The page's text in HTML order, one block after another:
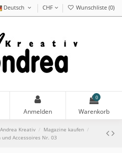
Deutsch CHF Wunschliste (0)
Anmelden
0
Warenkorb
Kreativ
Magazine kaufen
und Accessoires Nr. 03